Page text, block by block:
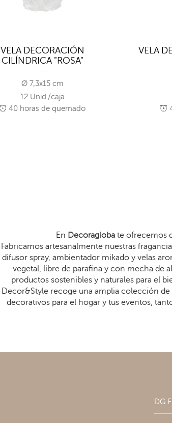
VELA DECORACIÓN
CILÍNDRICA "ROSA"
Ø 7,3x15 cm
12 Unid./caja
40horas de quemado
VELA
En Decoraglobate ofrecemos
Fabricamos artesanalmente nuestras
difusor spray, ambientador mikado y velas
vegetal, libre de parafina y con mecha de
productos sostenibles y naturales para el
Decor&Style recoge una amplia colección
decorativos para el hogar y tus eventos,
DG